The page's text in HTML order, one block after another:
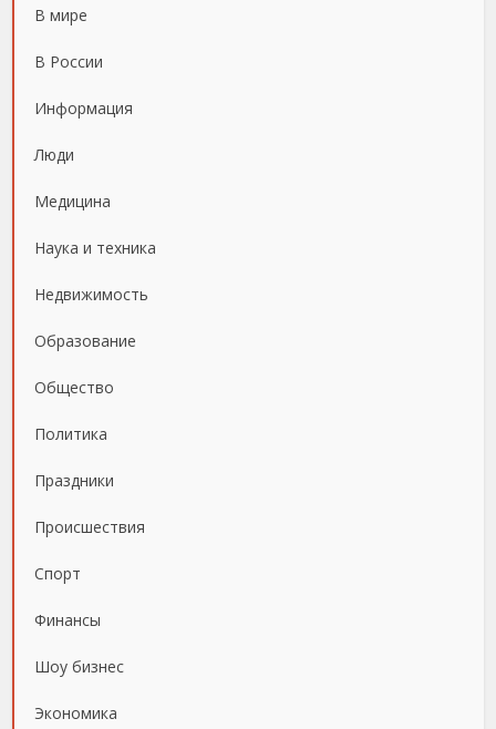
В мире
В России
Информация
Люди
Медицина
Наука и техника
Недвижимость
Образование
Общество
Политика
Праздники
Происшествия
Спорт
Финансы
Шоу бизнес
Экономика